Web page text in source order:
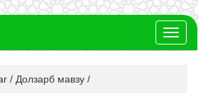
/ Долзарб мавзу /